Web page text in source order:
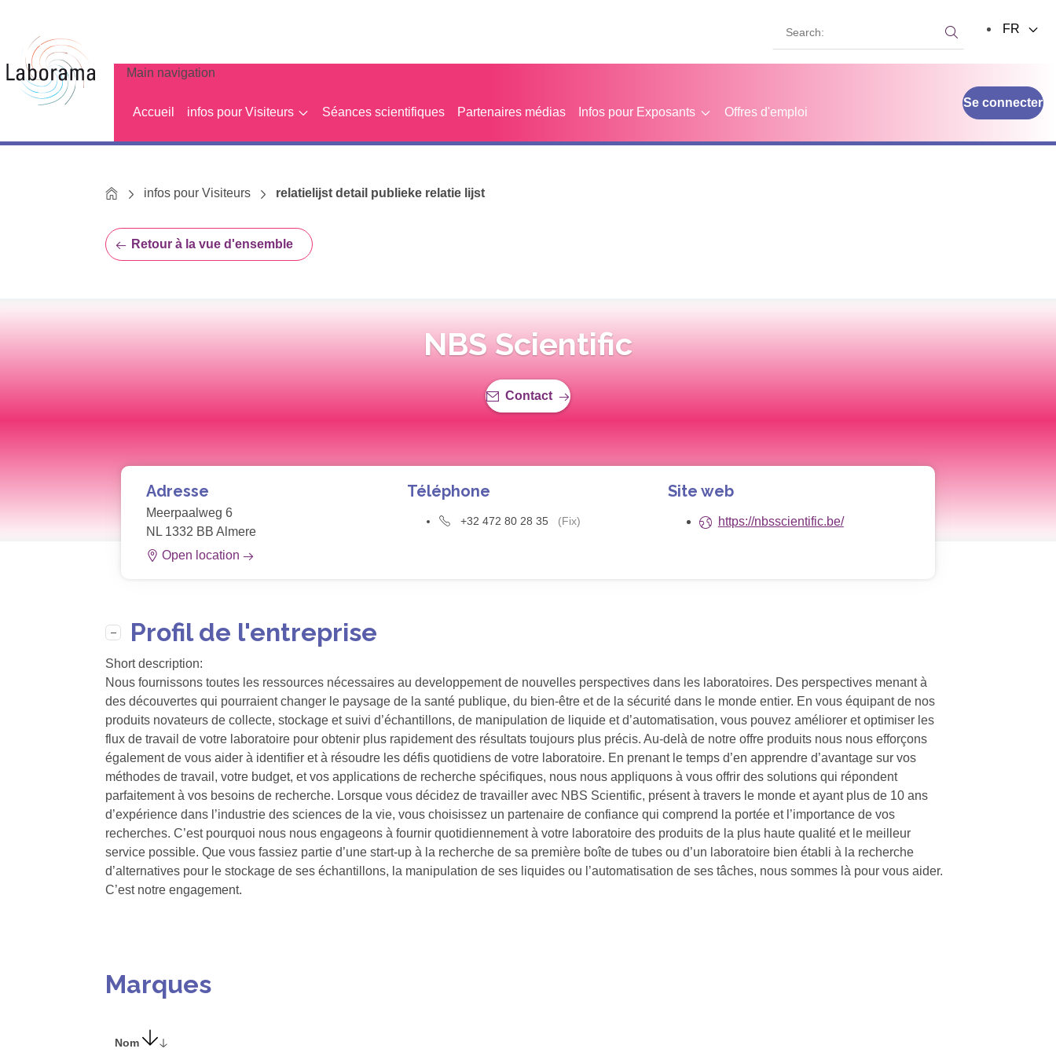
Main navigation
Accueil infos pour Visiteurs Séances scientifiques Partenaires médias Infos pour Exposants Offres d'emploi
Se connecter
Search:
FR
Homeinfos pour Visiteurs relatielijst detail publieke relatie lijst
Retour à la vue d'ensemble
NBS Scientific
Contact
Adresse
Meerpaalweg 6
NL 1332 BB Almere
Open location
Téléphone
+32 472 80 28 35 (Fix)
Site web
https://nbsscientific.be/
Profil de l'entreprise
Short description:
Nous fournissons toutes les ressources nécessaires au developpement de nouvelles perspectives dans les laboratoires. Des perspectives menant à
des découvertes qui pourraient changer le paysage de la santé publique, du bien-être et de la sécurité dans le monde entier. En vous équipant de nos
produits novateurs de collecte, stockage et suivi d’échantillons, de manipulation de liquide et d’automatisation, vous pouvez améliorer et optimiser les
flux de travail de votre laboratoire pour obtenir plus rapidement des résultats toujours plus précis. Au-delà de notre offre produits nous nous efforçons
également de vous aider à identifier et à résoudre les défis quotidiens de votre laboratoire. En prenant le temps d’en apprendre d’avantage sur vos
méthodes de travail, votre budget, et vos applications de recherche spécifiques, nous nous appliquons à vous offrir des solutions qui répondent
parfaitement à vos besoins de recherche. Lorsque vous décidez de travailler avec NBS Scientific, présent à travers le monde et ayant plus de 10 ans
d’expérience dans l’industrie des sciences de la vie, vous choisissez un partenaire de confiance qui comprend la portée et l’importance de vos
recherches. C’est pourquoi nous nous engageons à fournir quotidiennement à votre laboratoire des produits de la plus haute qualité et le meilleur
service possible. Que vous fassiez partie d’une start-up à la recherche de sa première boîte de tubes ou d’un laboratoire bien établi à la recherche
d’alternatives pour le stockage de ses échantillons, la manipulation de ses liquides ou l’automatisation de ses tâches, nous sommes là pour vous aider.
C’est notre engagement.
Marques
Nom